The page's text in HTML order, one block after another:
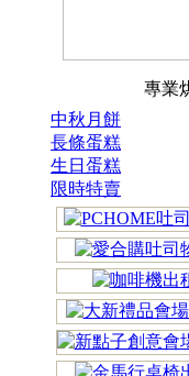
專業
中秋月餅
長條蛋糕
生日蛋糕
限時特賣